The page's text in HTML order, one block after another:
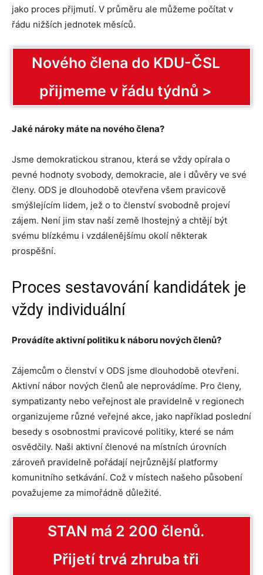
jako proces přijmutí. V průměru ale můžeme počítat v
řádu nižších jednotek měsíců.
Nového člena do KDU-ČSL
přijmeme v řádu týdnů >
Jaké nároky máte na nového člena?
Jsme demokratickou stranou, která se vždy opírala o
pevné hodnoty svobody, demokracie, ale i důvěry ve své
členy. ODS je dlouhodobě otevřena všem pravicově
smýšlejícím lidem, jež o to členství svobodně projeví
zájem. Není jim stav naší země lhostejný a chtějí být
svému blízkému i vzdálenějšímu okolí některak
prospěšní.
Proces sestavování kandidátek je
vždy individuální
Provádíte aktivní politiku k náboru nových členů?
Zájemcům o členství v ODS jsme dlouhodobě otevřeni.
Aktivní nábor nových členů ale neprovádíme. Pro členy,
sympatizanty nebo veřejnost ale pravidelně v regionech
organizujeme různé veřejné akce, jako například poslední
besedy s osobnostmi pravicové politiky, které se nám
osvědčily. Naši aktivní členové na místních úrovních
zároveň pravidelně pořádají nejrůznější platformy
komunitního setkávání. Což v místech našeho působení
považujeme za mimořádně důležité.
STAN má 2 200 členů.
Přijetí trvá zhruba tři